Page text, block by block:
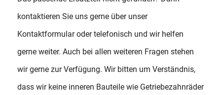
kontaktieren Sie uns gerne über unser
Kontaktformular oder telefonisch und wir helfen
gerne weiter. Auch bei allen weiteren Fragen stehen
wir gerne zur Verfügung. Wir bitten um Verständnis,
dass wir keine inneren Bauteile wie Getriebezahnräder